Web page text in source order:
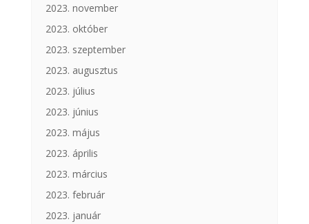
2023. november
2023. október
2023. szeptember
2023. augusztus
2023. július
2023. június
2023. május
2023. április
2023. március
2023. február
2023. január